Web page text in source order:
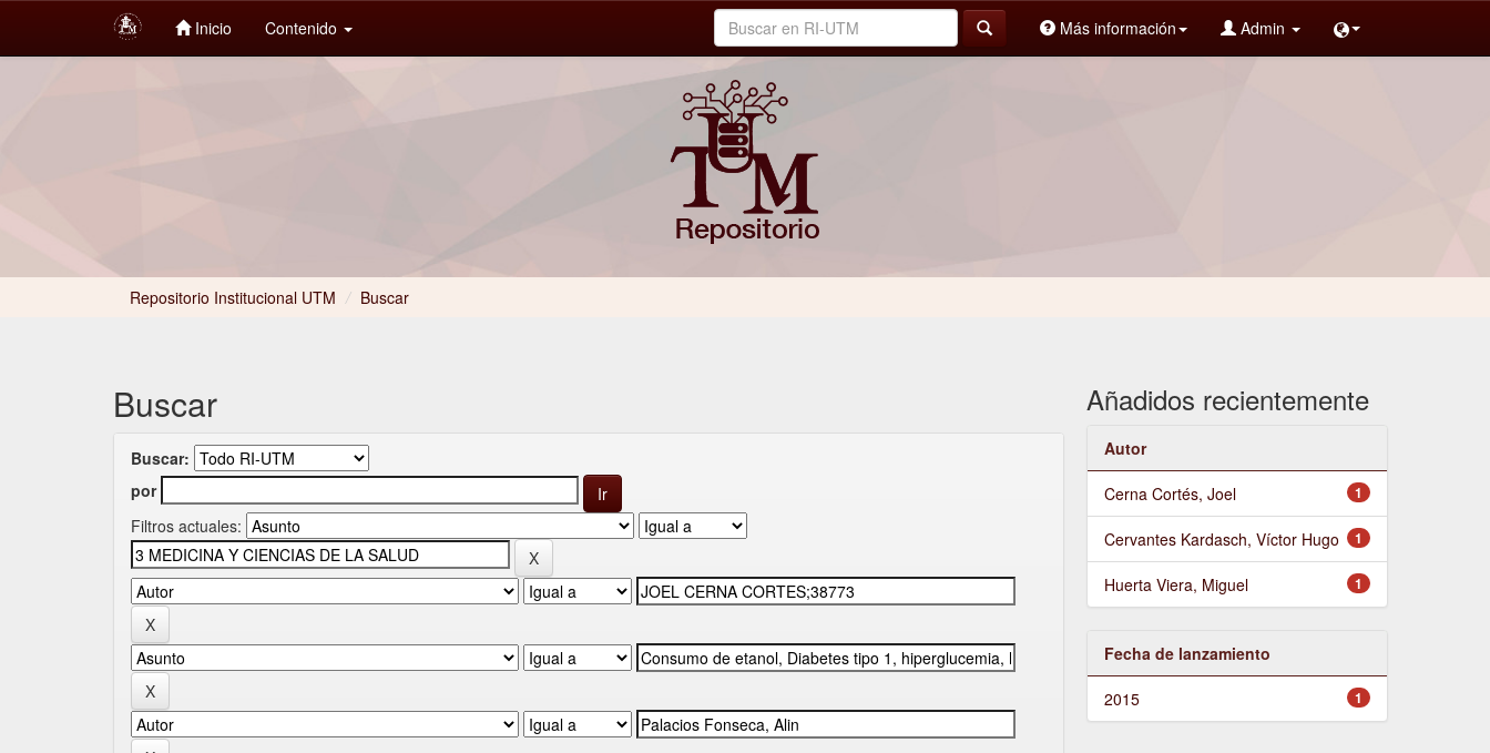
Inicio Contenido Más información Admin
Repositorio Institucional UTM / Buscar
Buscar
Buscar:
por
Filtros actuales:
Añadidos recientemente
Autor
1
Cerna Cortés, Joel
1
Cervantes Kardasch, Víctor Hugo
1
Huerta Viera, Miguel
Fecha de lanzamiento
1
2015